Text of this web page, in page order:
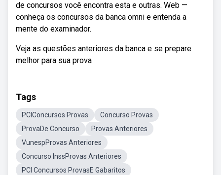
de concursos você encontra esta e outras. Web —
conheça os concursos da banca omni e entenda a
mente do examinador.
Veja as questões anteriores da banca e se prepare
melhor para sua prova
Tags
PCIConcursos Provas
Concurso Provas
ProvaDe Concurso
Provas Anteriores
VunespProvas Anteriores
Concurso InssProvas Anteriores
PCI Concursos ProvasE Gabaritos